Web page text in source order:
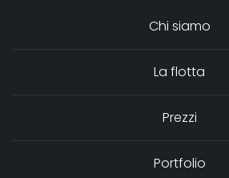
Chi siamo
La flotta
Prezzi
Portfolio